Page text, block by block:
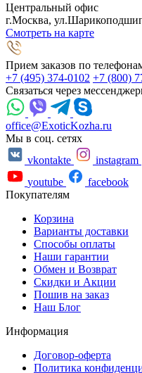
Центральный офис
г.Москва,
Смотреть на карте
Прием заказов по
+7 (495) 374-0102 +7 (800)
Связаться через
office@ExoticKozha.ru
Мы в соц. сетях
vkontakte
instagram
youtube
facebook
Покупателям
Корзина
Варианты доставки
Способы оплаты
Наши гарантии
Обмен и Возврат
Скидки и Акции
Пошив на заказ
Наш Блог
Информация
Договор-оферта
Политика